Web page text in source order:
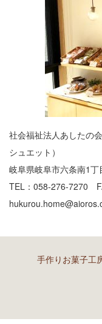
社会福祉法人あした
シュエット）
岐阜県岐阜市六条南1丁
TEL：058-276-7270
手作りお菓子工